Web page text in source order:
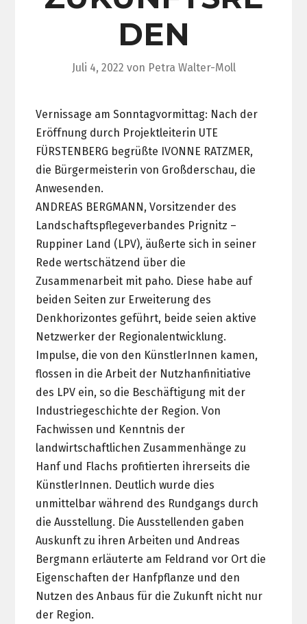
DEN
Juli 4, 2022 von Petra Walter-Moll
Vernissage am Sonntagvormittag: Nach der
Eröffnung durch Projektleiterin UTE
FÜRSTENBERG begrüßte IVONNE RATZMER,
die Bürgermeisterin von Großderschau, die
Anwesenden.
ANDREAS BERGMANN, Vorsitzender des
Landschaftspflegeverbandes Prignitz –
Ruppiner Land (LPV), äußerte sich in seiner
Rede wertschätzend über die
Zusammenarbeit mit paho. Diese habe auf
beiden Seiten zur Erweiterung des
Denkhorizontes geführt, beide seien aktive
Netzwerker der Regionalentwicklung.
Impulse, die von den KünstlerInnen kamen,
flossen in die Arbeit der Nutzhanfinitiative
des LPV ein, so die Beschäftigung mit der
Industriegeschichte der Region. Von
Fachwissen und Kenntnis der
landwirtschaftlichen Zusammenhänge zu
Hanf und Flachs profitierten ihrerseits die
KünstlerInnen. Deutlich wurde dies
unmittelbar während des Rundgangs durch
die Ausstellung. Die Ausstellenden gaben
Auskunft zu ihren Arbeiten und Andreas
Bergmann erläuterte am Feldrand vor Ort die
Eigenschaften der Hanfpflanze und den
Nutzen des Anbaus für die Zukunft nicht nur
der Region.